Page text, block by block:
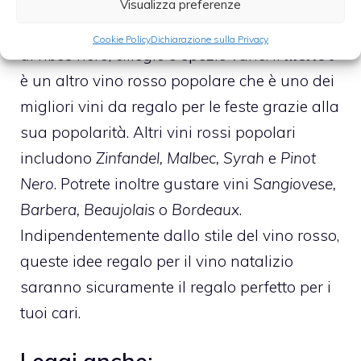
Visualizza preferenze
Cookie PolicyDichiarazione sulla Privacy
è un altro vino rosso popolare che è uno dei
migliori vini da regalo per le feste grazie alla
sua popolarità. Altri vini rossi popolari
includono Zinfandel, Malbec, Syrah e Pinot
Nero. Potrete inoltre gustare vini Sangiovese,
Barbera, Beaujolais o Bordeaux.
Indipendentemente dallo stile del vino rosso,
queste idee regalo per il vino natalizio
saranno sicuramente il regalo perfetto per i
tuoi cari.